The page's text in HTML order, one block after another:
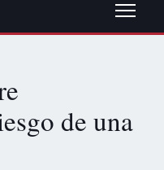
de una